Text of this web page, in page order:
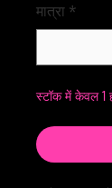
मात्रा *
स्टॉक में केवल 1